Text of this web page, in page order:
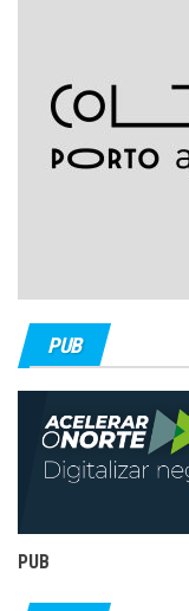
PUB
PUB